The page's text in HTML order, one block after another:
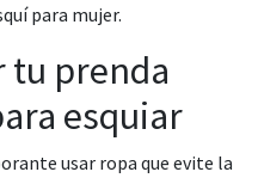
para mujer.
tu prenda
esquiar
usar ropa que evite la